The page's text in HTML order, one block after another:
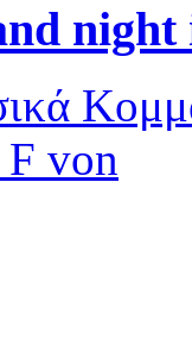
night
F von